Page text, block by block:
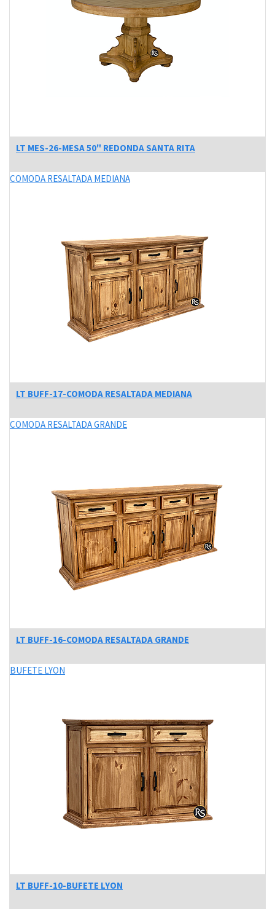
LT MES-26-MESA 50" REDONDA SANTA RITA
COMODA RESALTADA MEDIANA
LT BUFF-17-COMODA RESALTADA MEDIANA
COMODA RESALTADA GRANDE
LT BUFF-16-COMODA RESALTADA GRANDE
BUFETE LYON
LT BUFF-10-BUFETE LYON